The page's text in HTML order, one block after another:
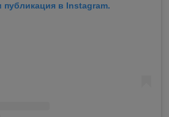
публикация в Instagram.